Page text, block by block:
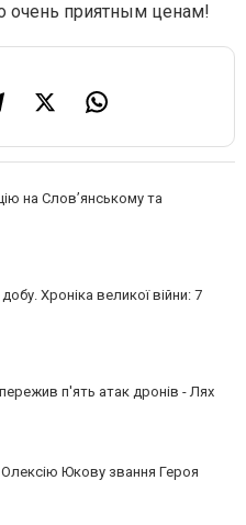
очень приятным ценам!
на Слов’янському та
Хроніка великої війни: 7
п'ять атак дронів - Лях
Олексію Юкову звання Героя